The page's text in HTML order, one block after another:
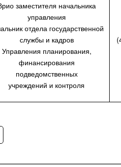
заместителя начальника
управления
отдела государственной
службы и кадров
Управления планирования,
финансирования
подведомственных
учреждений и контроля